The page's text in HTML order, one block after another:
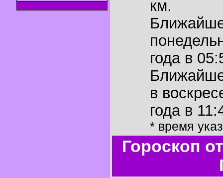
км.
года в
в
года в
* время
Гороскоп